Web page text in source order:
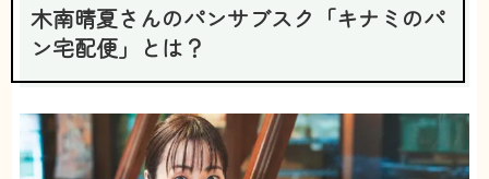
木南晴夏さんのパンサブスク「キナミのパ
ン宅配便」とは？